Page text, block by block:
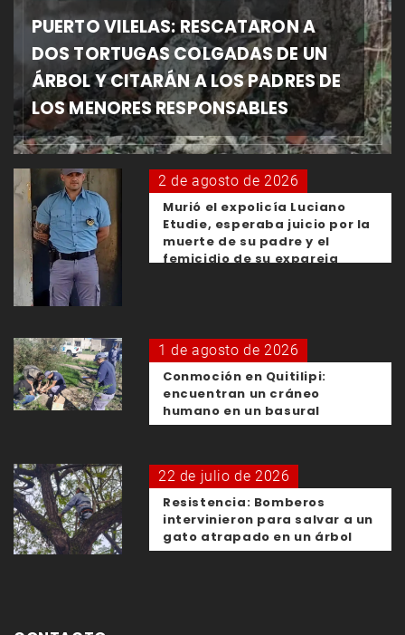
PUERTO VILELAS: RESCATARON A
DOS TORTUGAS COLGADAS DE UN
ÁRBOL Y CITARÁN A LOS PADRES DE
LOS MENORES RESPONSABLES
2 de agosto de 2026
Murió el expolicía Luciano
Etudie, esperaba juicio por la
muerte de su padre y el
femicidio de su expareja
1 de agosto de 2026
Conmoción en Quitilipi:
encuentran un cráneo
humano en un basural
22 de julio de 2026
Resistencia: Bomberos
intervinieron para salvar a un
gato atrapado en un árbol